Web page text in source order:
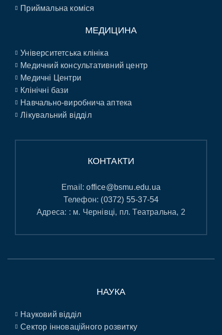
Приймальна коміся
МЕДИЦИНА
Університетська клініка
Медичний консультативний центр
Медичні Центри
Клінічні бази
Навчально-виробнича аптека
Лікувальний відділ
КОНТАКТИ
Email:office@bsmu.edu.ua
Телефон: (0372) 55-37-54
Адреса: : м. Чернівці, пл. Театральна, 2
НАУКА
Науковий відділ
Сектор інноваційного розвитку